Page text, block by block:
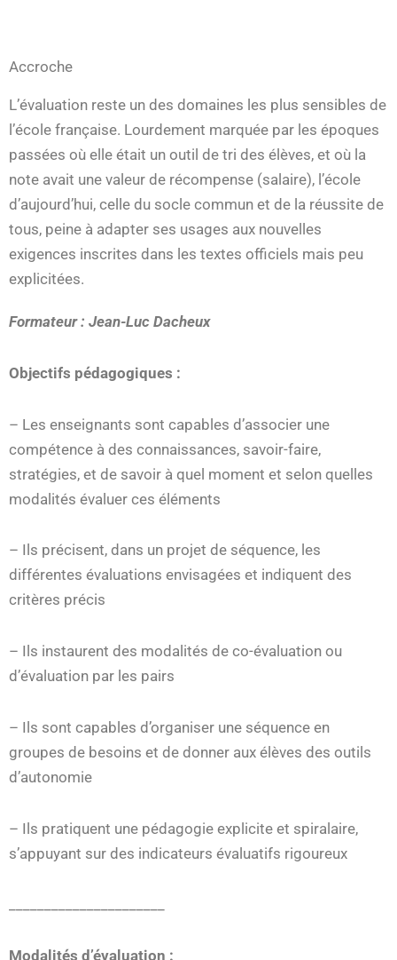
Accroche
L’évaluation reste un des domaines les plus sensibles de
l’école française. Lourdement marquée par les époques
passées où elle était un outil de tri des élèves, et où la
note avait une valeur de récompense (salaire), l’école
d’aujourd’hui, celle du socle commun et de la réussite de
tous, peine à adapter ses usages aux nouvelles
exigences inscrites dans les textes officiels mais peu
explicitées.
Formateur : Jean-Luc Dacheux
Objectifs pédagogiques :
– Les enseignants sont capables d’associer une
compétence à des connaissances, savoir-faire,
stratégies, et de savoir à quel moment et selon quelles
modalités évaluer ces éléments
– Ils précisent, dans un projet de séquence, les
différentes évaluations envisagées et indiquent des
critères précis
– Ils instaurent des modalités de co-évaluation ou
d’évaluation par les pairs
– Ils sont capables d’organiser une séquence en
groupes de besoins et de donner aux élèves des outils
d’autonomie
– Ils pratiquent une pédagogie explicite et spiralaire,
s’appuyant sur des indicateurs évaluatifs rigoureux
Modalités d’évaluation :